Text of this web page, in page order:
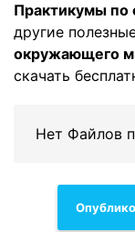
Практикумы
другие
окружающего
скачать
Нет Файлов